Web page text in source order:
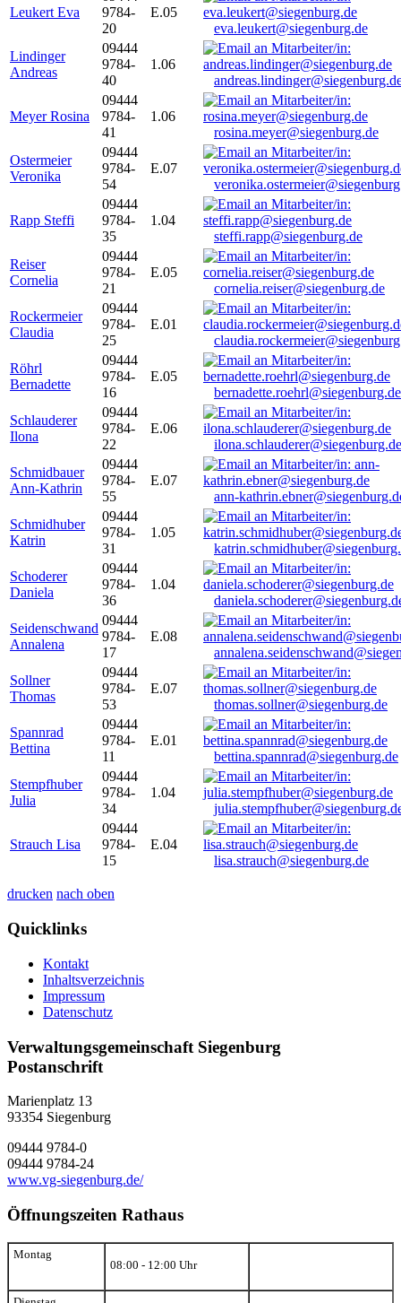
Leukert Eva
9784-
20
E.05
eva.leukert@siegenburg.de
Lindinger
Andreas
09444
9784-
40
1.06
Meyer Rosina
09444
9784-
41
1.06
rosina.meyer@siegenburg.de
Ostermeier
Veronika
09444
9784-
54
E.07
Rapp Steffi
09444
9784-
35
1.04
steffi.rapp@siegenburg.de
Reiser
Cornelia
09444
9784-
21
E.05
cornelia.reiser@siegenburg.de
Rockermeier
Claudia
09444
9784-
25
E.01
Röhrl
Bernadette
09444
9784-
16
E.05
bernadette.roehrl@siegenburg.de
Schlauderer
Ilona
09444
9784-
22
E.06
ilona.schlauderer@siegenburg.de
Schmidbauer
Ann-Kathrin
09444
9784-
55
E.07
ann-
Schmidhuber
Katrin
09444
9784-
31
1.05
Schoderer
Daniela
09444
9784-
36
1.04
Seidenschwand
Annalena
09444
9784-
17
E.08
Sollner
Thomas
09444
9784-
53
E.07
thomas.sollner@siegenburg.de
Spannrad
Bettina
09444
9784-
11
E.01
bettina.spannrad@siegenburg.de
Stempfhuber
Julia
09444
9784-
34
1.04
Strauch Lisa
09444
9784-
15
E.04
lisa.strauch@siegenburg.de
drucken nach oben
Quicklinks
Kontakt
Inhaltsverzeichnis
Impressum
Datenschutz
Verwaltungsgemeinschaft Siegenburg
Postanschrift
Marienplatz 13
93354 Siegenburg
09444 9784-0
09444 9784-24
www.vg-siegenburg.de/
Öffnungszeiten Rathaus
Montag
08:00 - 12:00 Uhr